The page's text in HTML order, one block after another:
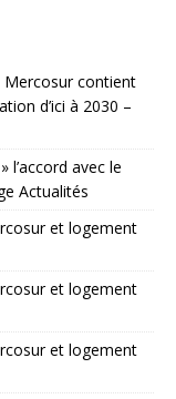
Mercosur contient
d’ici à 2030 –
l’accord avec le
Actualités
et logement
et logement
et logement